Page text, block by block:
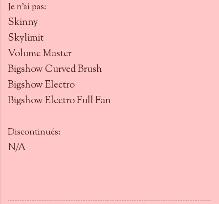
Je n'ai pas:
Skinny
Skylimit
Volume Master
Bigshow Curved Brush
Bigshow Electro
Bigshow Electro Full Fan
Discontinués:
N/A